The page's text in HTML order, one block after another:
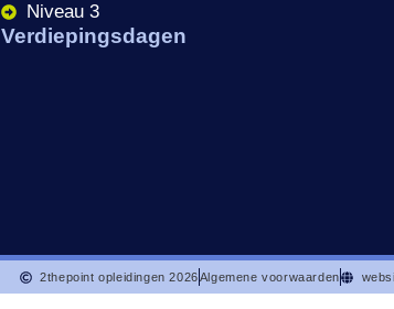
Niveau 3
Verdiepingsdagen
2thepoint opleidingen 2026Algemene voorwaarden